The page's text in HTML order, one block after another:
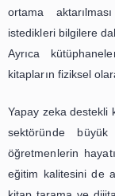
gelmesini
arşivlenmesi ve
Yapay zeka
sadece
konusunda
alışkanlığı